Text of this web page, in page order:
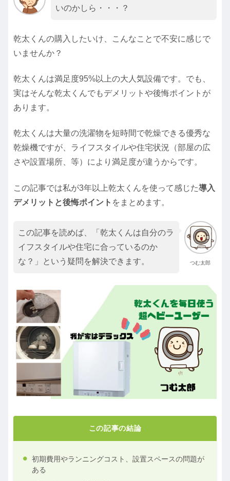
いのかしら・・・？
乾太くんの購入したいけ、こんなことで不安に感じで
いませんか？
乾太くんは満足度95%以上の大人気設備です。でも、
実はそんな乾太くんでもデメリットや後悔ポイントが
あります。
乾太くんは大量の洗濯物を短時間で乾燥できる優秀な
乾燥機ですが、ライフスタイルや住宅状況（部屋の広
さや設置場所、等）により満足度が違うからです。
この記事では私が3年以上乾太くんを使って感じた導入
デメリットと後悔ポイント をまとめます。
つむ太郎
この記事を読めば、「乾太くんは自分のラ
イフスタイルや住宅に合っているのか
な？」という疑問を解決できます。
この記事の結論
初期費用やランニングコスト、設置スペースの問題が
ある